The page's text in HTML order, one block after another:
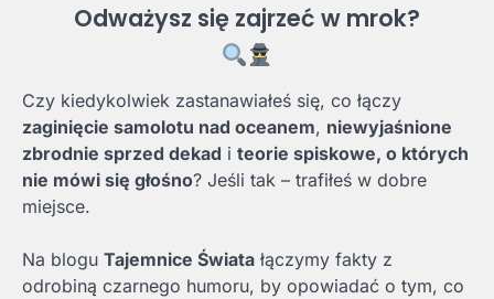
Odważysz się zajrzeć w mrok?
Czy kiedykolwiek zastanawiałeś się, co łączy
zaginięcie samolotu nad oceanem, niewyjaśnione
zbrodnie sprzed dekad i teorie spiskowe, o których
nie mówi się głośno? Jeśli tak – trafiłeś w dobre
miejsce.
Na blogu Tajemnice Świata łączymy fakty z
odrobiną czarnego humoru, by opowiadać o tym, co